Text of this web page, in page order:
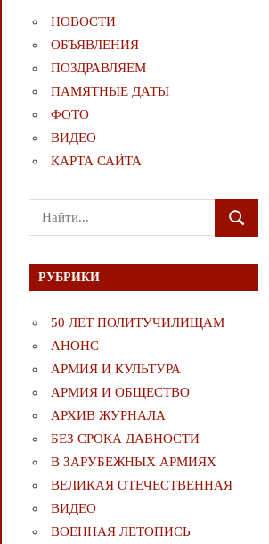
НОВОСТИ
ОБЪЯВЛЕНИЯ
ПОЗДРАВЛЯЕМ
ПАМЯТНЫЕ ДАТЫ
ФОТО
ВИДЕО
КАРТА САЙТА
Поиск
для:
ПОИСК
РУБРИКИ
50 ЛЕТ ПОЛИТУЧИЛИЩАМ
АНОНС
АРМИЯ И КУЛЬТУРА
АРМИЯ И ОБЩЕСТВО
АРХИВ ЖУРНАЛА
БЕЗ СРОКА ДАВНОСТИ
В ЗАРУБЕЖНЫХ АРМИЯХ
ВЕЛИКАЯ ОТЕЧЕСТВЕННАЯ
ВИДЕО
ВОЕННАЯ ЛЕТОПИСЬ